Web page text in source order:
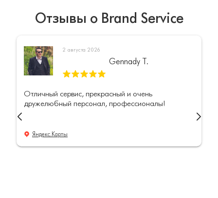
Отзывы о Brand Service
2 августа 2026
Gennady T.
Отличный сервис, прекрасный и очень
дружелюбный персонал, профессионалы!
Яндекс.Карты